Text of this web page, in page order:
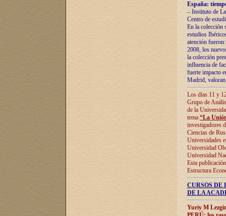
España:
– Instituto de
Centro de
En la colección
estudios
atención
2008, los
la colección
influencia de
fuerte impacto
Madrid,
Los días 11 y
Grupo de
de la
tema “La
investigadores
Ciencias de
Universidades
Universidad
Universidad
Esta
Estructura
CURSOS
DE LA
Yuriy M